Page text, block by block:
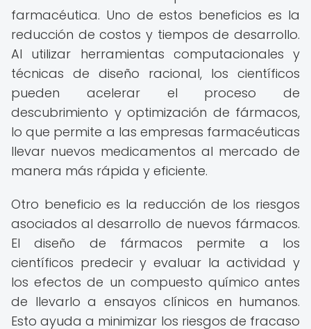
farmacéutica. Uno de estos beneficios es la
reducción de costos y tiempos de desarrollo.
Al utilizar herramientas computacionales y
técnicas de diseño racional, los científicos
pueden acelerar el proceso de
descubrimiento y optimización de fármacos,
lo que permite a las empresas farmacéuticas
llevar nuevos medicamentos al mercado de
manera más rápida y eficiente.
Otro beneficio es la reducción de los riesgos
asociados al desarrollo de nuevos fármacos.
El diseño de fármacos permite a los
científicos predecir y evaluar la actividad y
los efectos de un compuesto químico antes
de llevarlo a ensayos clínicos en humanos.
Esto ayuda a minimizar los riesgos de fracaso